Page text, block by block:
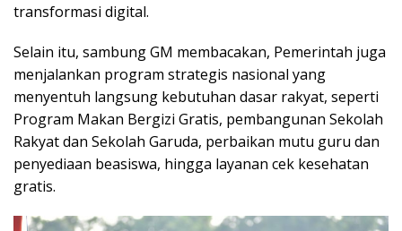
transformasi digital.
Selain itu, sambung GM membacakan, Pemerintah juga
menjalankan program strategis nasional yang
menyentuh langsung kebutuhan dasar rakyat, seperti
Program Makan Bergizi Gratis, pembangunan Sekolah
Rakyat dan Sekolah Garuda, perbaikan mutu guru dan
penyediaan beasiswa, hingga layanan cek kesehatan
gratis.